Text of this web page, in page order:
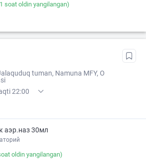
soat oldin yangilangan)
tuman, Namuna MFY, O
22:00
XX
аэр.наз 30мл
oldin yangilangan)